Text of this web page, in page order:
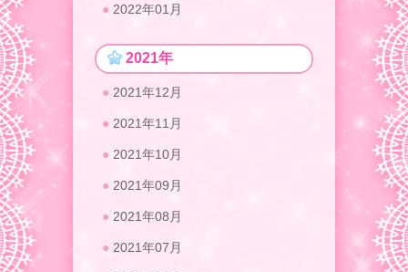
2022年01月
2021年
2021年12月
2021年11月
2021年10月
2021年09月
2021年08月
2021年07月